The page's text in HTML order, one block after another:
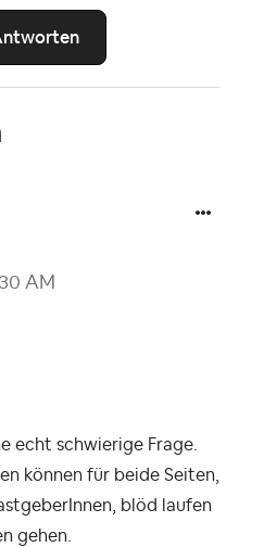
AM
echt schwierige Frage.
können für beide Seiten,
blöd laufen
gehen.